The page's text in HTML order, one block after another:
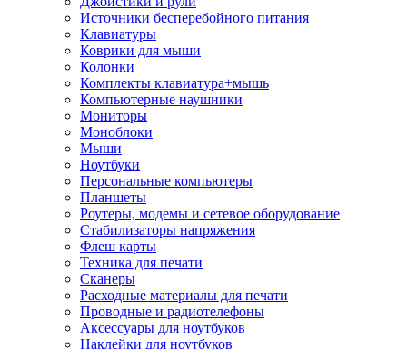
Источники бесперебойного питания
Клавиатуры
Коврики для мыши
Колонки
Комплекты клавиатура+мышь
Компьютерные наушники
Мониторы
Моноблоки
Мыши
Ноутбуки
Персональные компьютеры
Планшеты
Роутеры, модемы и сетевое оборудование
Стабилизаторы напряжения
Флеш карты
Техника для печати
Сканеры
Расходные материалы для печати
Проводные и радиотелефоны
Аксессуары для ноутбуков
Наклейки для ноутбуков